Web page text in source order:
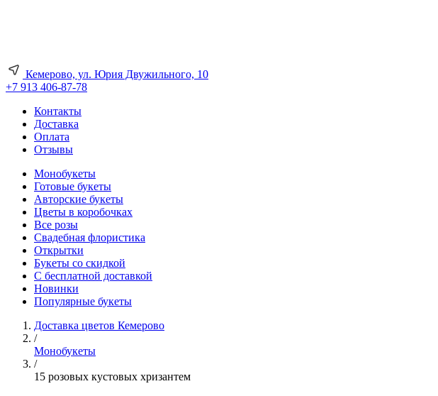
Кемерово, ул. Юрия Двужильного, 10
+7 913 406-87-78
Контакты
Доставка
Оплата
Отзывы
Монобукеты
Готовые букеты
Авторские букеты
Цветы в коробочках
Все розы
Свадебная флористика
Открытки
Букеты со скидкой
С бесплатной доставкой
Новинки
Популярные букеты
Доставка цветов Кемерово
/
Монобукеты
/
15 розовых кустовых хризантем